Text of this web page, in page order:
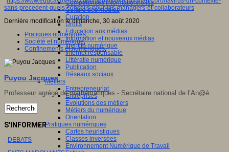
Compétences informationnelles
Culture des médias
Curation
Droits
Education aux médias
Information et nouveaux médias
Identité numérique
Internet responsable
Littératie numérique
Publication
Réseaux sociaux
Métiers
Entrepreneuriat
Entreprises
Evolutions des métiers
Métiers du numérique
Orientation
Pratiques numériques
Cartes heuristiques
Classes inversées
Environnement Numérique de Travail
sans-precedent-quels-conseils-pour-les-managers-et-collaborateurs
Dernière modification le dimanche, 30 août 2020
Pratiques numériques,
Société et numérique,
Confinements et numériques,
Puyou Jacques
Professeur agrégé de mathématiques - Secrétaire national de l’An@é
S'INFORMER
- DEBATS